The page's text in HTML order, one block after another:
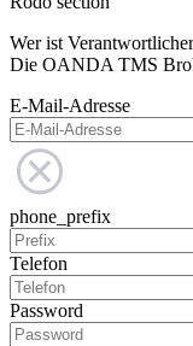
Wer ist
Die OANDA TMS
E-Mail-Adresse
phone_prefix
Telefon
Password